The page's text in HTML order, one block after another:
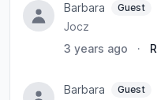
Barbara Guest
Jocz
3 years ago
·
Barbara Guest